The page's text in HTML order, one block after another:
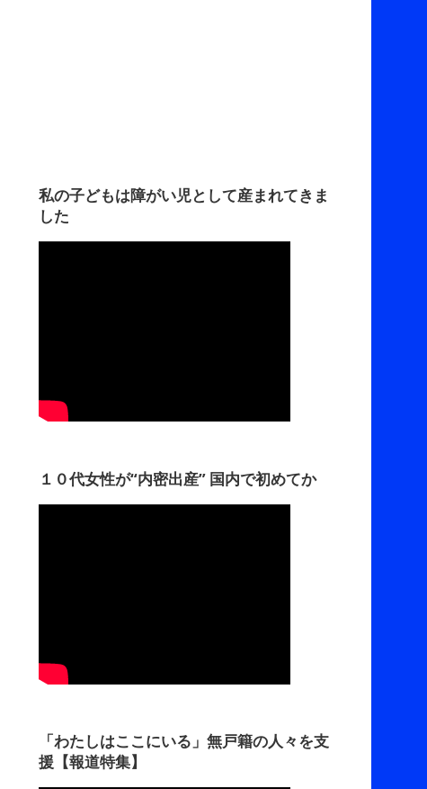
私の子どもは障がい児として産まれてきま
した
１０代女性が“内密出産” 国内で初めてか
「わたしはここにいる」無戸籍の人々を支
援【報道特集】